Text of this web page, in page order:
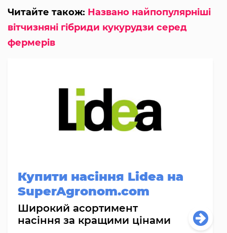
Читайте також: Названо найпопулярніші
вітчизняні гібриди кукурудзи серед
фермерів
Купити насіння Lidea на
SuperAgronom.com
Широкий асортимент
насіння за кращими цінами